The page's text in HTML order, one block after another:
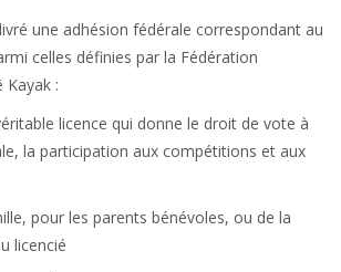
une adhésion fédérale correspondant au
celles définies par la Fédération
Kayak :
licence qui donne le droit de vote à
la participation aux compétitions et aux
pour les parents bénévoles, ou de la
licencié